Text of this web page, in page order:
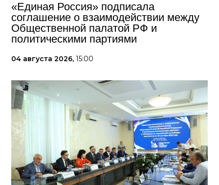
«Единая Россия» подписала
соглашение о взаимодействии между
Общественной палатой РФ и
политическими партиями
04 августа 2026, 15:00